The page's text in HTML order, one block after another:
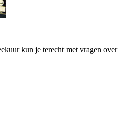
kun je terecht met vragen over